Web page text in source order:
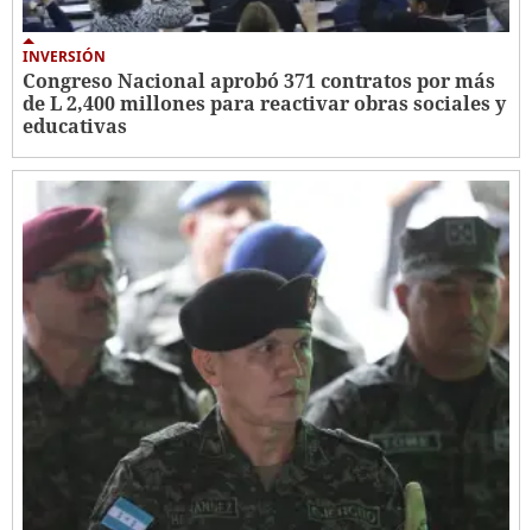
INVERSIÓN
Congreso Nacional aprobó 371 contratos por más
de L 2,400 millones para reactivar obras sociales y
educativas